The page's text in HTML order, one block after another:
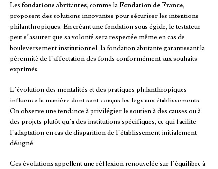
Les fondations abritantes, comme la Fondation de France,
proposent des solutions innovantes pour sécuriser les intentions
philanthropiques. En créant une fondation sous égide, le testateur
peut s’assurer que sa volonté sera respectée même en cas de
bouleversement institutionnel, la fondation abritante garantissant la
pérennité de l’affectation des fonds conformément aux souhaits
exprimés.
L’évolution des mentalités et des pratiques philanthropiques
influence la manière dont sont conçus les legs aux établissements.
On observe une tendance à privilégier le soutien à des causes ou à
des projets plutôt qu’à des institutions spécifiques, ce qui facilite
l’adaptation en cas de disparition de l’établissement initialement
désigné.
Ces évolutions appellent une réflexion renouvelée sur l’équilibre à